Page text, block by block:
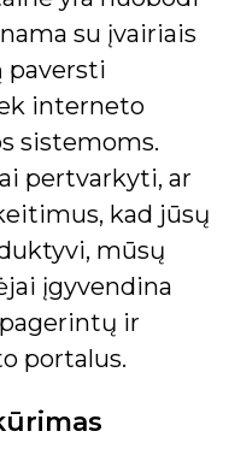
su įvairiais
paversti
interneto
sistemoms.
pertvarkyti, ar
kad jūsų
mūsų
įgyvendina
ir
portalus.